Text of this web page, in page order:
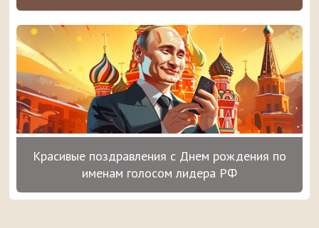
Красивые поздравления с Днем рождения по
именам голосом лидера РФ